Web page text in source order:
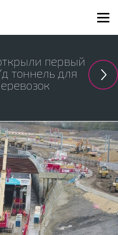
первый
тоннель для